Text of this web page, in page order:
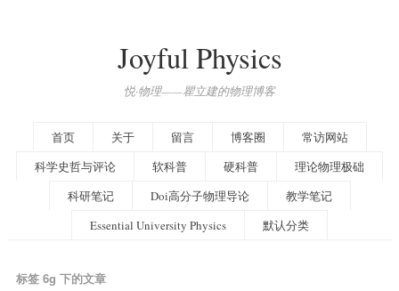
Joyful Physics
悦·物理——瞿立建的物理博客
首页 关于 留言 博客圈
常访网站
科学史哲与评论
软科普 硬科普
理论物理极础
科研笔记
Doi高分子物理导论
教学笔记
Essential University Physics
默认分类
标签 6g 下的文章